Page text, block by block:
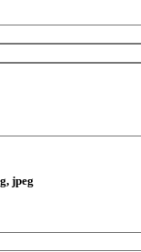
jpeg